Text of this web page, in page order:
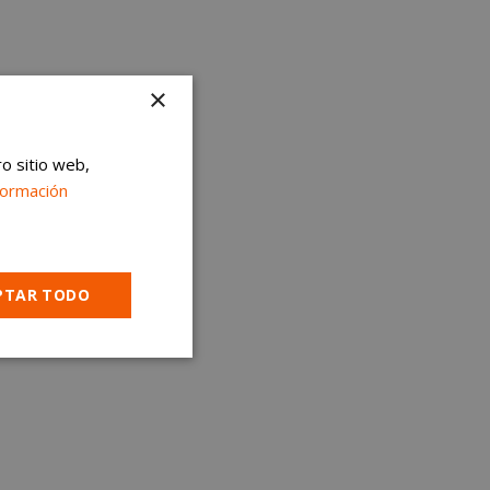
×
sitio web,
TODO
Cookies no